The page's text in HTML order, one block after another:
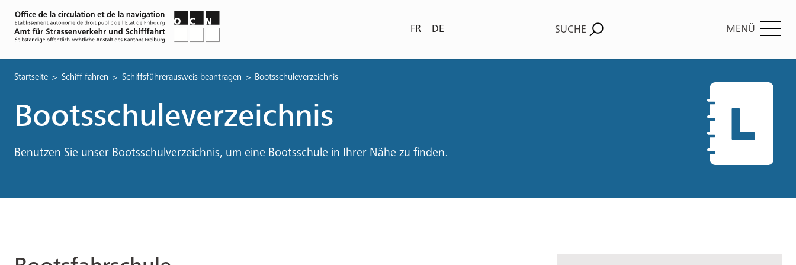
FR DE SUCHE MENÜ
Pfadnavigation
Startseite Schiff fahren Schiffsführerausweis beantragen Bootsschuleverzeichnis
Bootsschuleverzeichnis
Benutzen Sie unser Bootsschulverzeichnis, um eine Bootsschule in Ihrer Nähe zu finden.